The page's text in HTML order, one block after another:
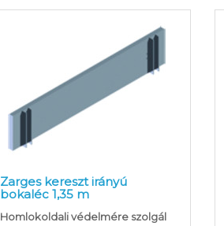
Zarges kereszt irányú
bokaléc 1,35 m
Homlokoldali védelmére szolgál